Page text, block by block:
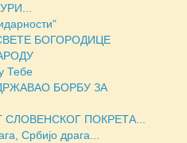
БОГОРОДИЦЕ
Тебе
БОРБУ ЗА
ПОКРЕТА...
Србијо драга...